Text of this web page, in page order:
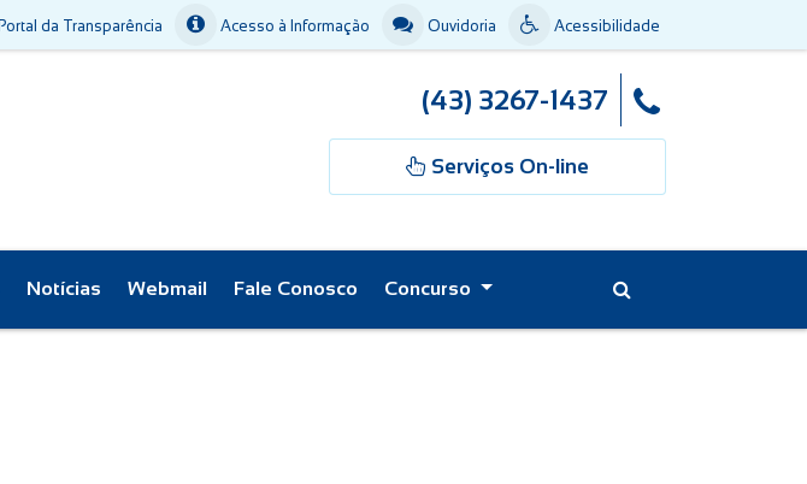
Acessibilidade
Ouvidoria
Acesso à Informação
Portal da Transparência
(43) 3267-1437
Serviços On-line
Notícias Webmail Fale Conosco Concurso